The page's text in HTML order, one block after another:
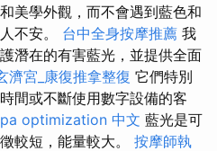
美學外觀，而不會遇到藍色和
不安。 台中全身按摩推薦 我
潛在的有害藍光，並提供全面
濟宮_康復推拿整復 它們特別
間或不斷使用數字設備的客
optimization 中文 藍光是可
較短，能量較大。 按摩師執